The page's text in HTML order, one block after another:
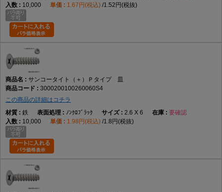
10,000
1.67円(税込) 1.52円(税抜)
サンコータイト（＋）Ｐタイプ 皿
3000200100260060S4
この商品の詳細はコチラ
鉄
ﾉﾝｸﾛﾌﾞﾗｯｸ 2.6 X 6
要確認
10,000
1.98円(税込) 1.8円(税抜)